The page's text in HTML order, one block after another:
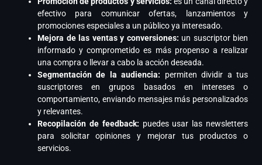
efectivo para comunicar ofertas, lanzamientos y
promociones especiales a un público ya interesado.
Mejora de las ventas y conversiones: un suscriptor bien
informado y comprometido es más propenso a realizar
una compra o llevar a cabo la acción deseada.
Segmentación de la audiencia: permiten dividir a tus
suscriptores en grupos basados en intereses o
comportamiento, enviando mensajes más personalizados
y relevantes.
Recopilación de feedback: puedes usar las newsletters
para solicitar opiniones y mejorar tus productos o
servicios.